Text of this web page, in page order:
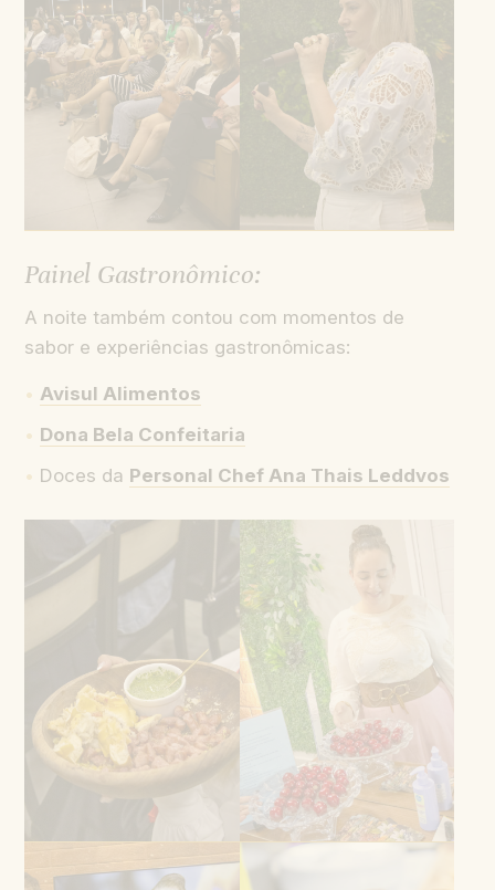
Painel Gastronômico:
A noite também contou com momentos de
sabor e experiências gastronômicas:
Avisul Alimentos
Dona Bela Confeitaria
Doces da Personal Chef Ana Thais Leddvos